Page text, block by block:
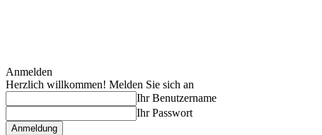
Anmelden
Herzlich willkommen! Melden Sie sich an
Ihr Benutzername
Ihr Passwort